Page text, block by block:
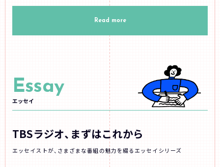
Read more
Essay
エッセイ
TBSラジオ、まずはこれから
エッセイストが、さまざまな番組の魅力を綴るエッセイシリーズ